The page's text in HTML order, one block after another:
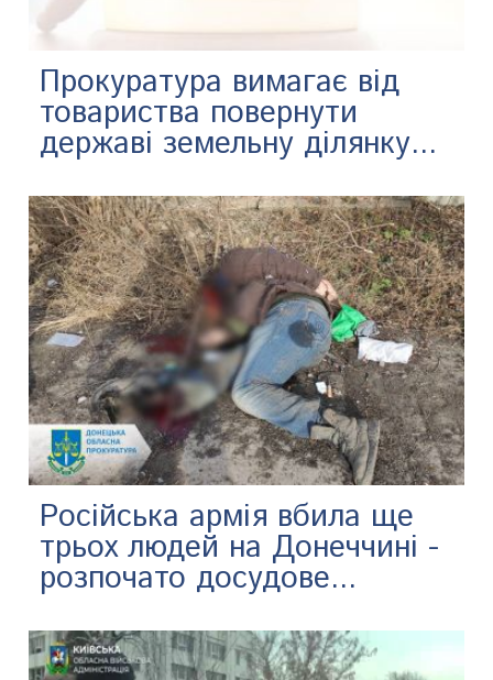
Прокуратура вимагає від
товариства повернути
державі земельну ділянку...
Російська армія вбила ще
трьох людей на Донеччині -
розпочато досудове...